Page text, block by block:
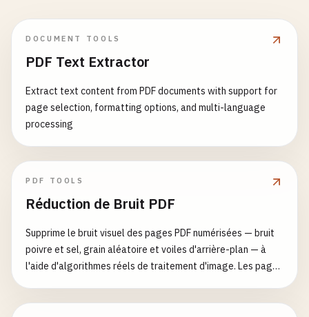
DOCUMENT TOOLS
PDF Text Extractor
Extract text content from PDF documents with support for
page selection, formatting options, and multi-language
processing
PDF TOOLS
Réduction de Bruit PDF
Supprime le bruit visuel des pages PDF numérisées — bruit
poivre et sel, grain aléatoire et voiles d'arrière-plan — à
l'aide d'algorithmes réels de traitement d'image. Les pages